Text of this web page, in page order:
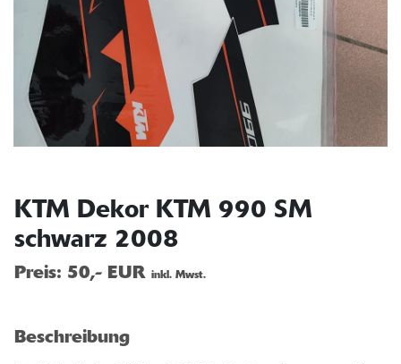
KTM Dekor KTM 990 SM
schwarz 2008
Preis: 50,- EUR inkl. Mwst.
Beschreibung